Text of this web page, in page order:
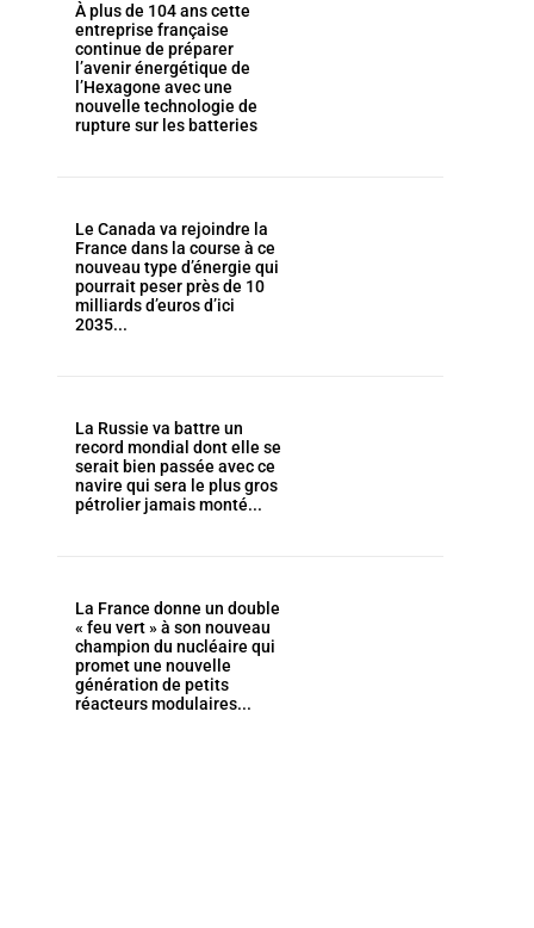
À plus de 104 ans cette
entreprise française
continue de préparer
l’avenir énergétique de
l’Hexagone avec une
nouvelle technologie de
rupture sur les batteries
Le Canada va rejoindre la
France dans la course à ce
nouveau type d’énergie qui
pourrait peser près de 10
milliards d’euros d’ici
2035...
La Russie va battre un
record mondial dont elle se
serait bien passée avec ce
navire qui sera le plus gros
pétrolier jamais monté...
La France donne un double
« feu vert » à son nouveau
champion du nucléaire qui
promet une nouvelle
génération de petits
réacteurs modulaires...